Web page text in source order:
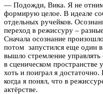
— Подожди, Вика. Я не
формирую целое. В идеале
отдельных ручейков.
переход в режиссуру –
Сначала осознание
потом запустился еще один
вышло стремление управлять
в сценическом пространстве
хоть и поиграл я достаточно.
когда я понял, что в
актёрстве.